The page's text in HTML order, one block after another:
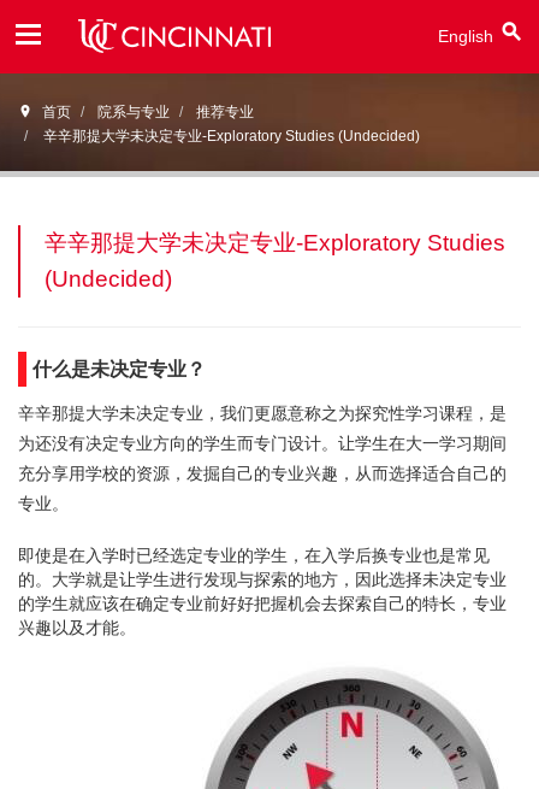
Open
Menu
English
首页 院系与专业
推荐专业
辛辛那提大学未决定专业-Exploratory Studies (Undecided)
辛辛那提大学未决定专业-Exploratory Studies
(Undecided)
什么是未决定专业？
辛辛那提大学未决定专业，我们更愿意称之为探究性学习课程，是
为还没有决定专业方向的学生而专门设计。让学生在大一学习期间
充分享用学校的资源，发掘自己的专业兴趣，从而选择适合自己的
专业。
即使是在入学时已经选定专业的学生，在入学后换专业也是常见
的。大学就是让学生进行发现与探索的地方，因此选择未决定专业
的学生就应该在确定专业前好好把握机会去探索自己的特长，专业
兴趣以及才能。